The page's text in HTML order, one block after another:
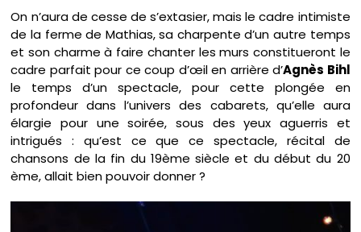
On n’aura de cesse de s’extasier, mais le cadre intimiste
de la ferme de Mathias, sa charpente d’un autre temps
et son charme à faire chanter les murs constitueront le
cadre parfait pour ce coup d’œil en arrière d’Agnès Bihl
le temps d’un spectacle, pour cette plongée en
profondeur dans l’univers des cabarets, qu’elle aura
élargie pour une soirée, sous des yeux aguerris et
intrigués : qu’est ce que ce spectacle, récital de
chansons de la fin du 19ème siècle et du début du 20
ème, allait bien pouvoir donner ?